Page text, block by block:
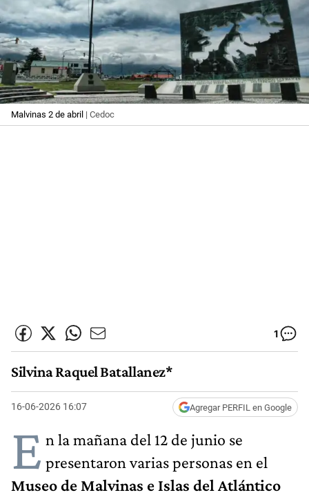
Malvinas 2 de abril | Cedoc
1
Silvina Raquel Batallanez*
16-06-2026 16:07 Agregar PERFIL en Google
E n la mañana del 12 de junio se
presentaron varias personas en el
Museo de Malvinas e Islas del Atlántico